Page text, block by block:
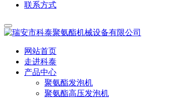
联系方式
网站首页
走进科泰
产品中心
聚氨酯发泡机
聚氨酯高压发泡机